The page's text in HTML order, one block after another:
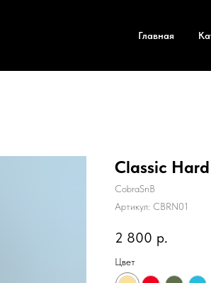
Главная
Classic
CobraSnB
Артикул: CBRN01
2 800 р.
Цвет